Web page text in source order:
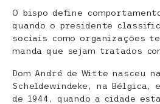
O bispo define
quando o presidente
sociais como organizações
manda que sejam tratados
Dom André de Witte nasceu
Scheldewindeke, na Bélgica,
de 1944, quando a cidade